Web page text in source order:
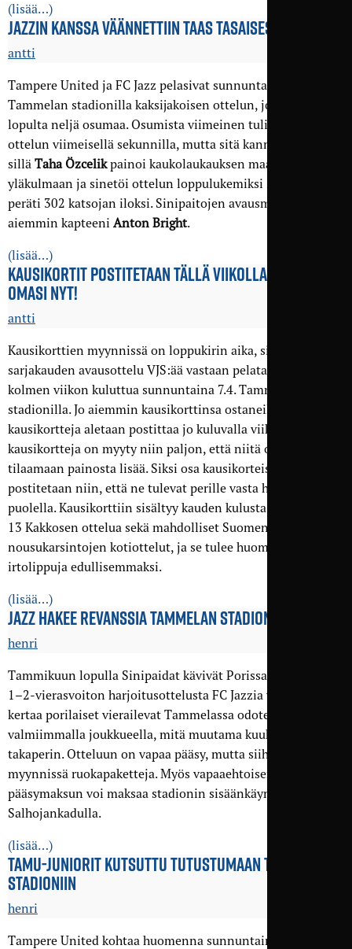
(lisää…)
JAZZIN KANSSA VÄÄNNETTIIN TAAS TASAISESTI
antti
Tampere United ja FC Jazz pelasivat sunnuntai-iltapäivällä
Tammelan stadionilla kaksijakoisen ottelun, jossa nähtiin
lopulta neljä osumaa. Osumista viimeinen tuli vasta
ottelun viimeisellä sekunnilla, mutta sitä kannatti odottaa,
sillä Taha Özcelikpainoi kaukolaukauksen maalin
yläkulmaan ja sinetöi ottelun loppulukemiksi 2–2 (0–1)
peräti 302 katsojan iloksi. Sinipaitojen avausmaalin teki
aiemmin kapteeni Anton Bright.
(lisää…)
KAUSIKORTIT POSTITETAAN TÄLLÄ VIIKOLLA – OSTA
OMASI NYT!
antti
Kausikorttien myynnissä on loppukirin aika, sillä
sarjakauden avausottelu VJS:ää vastaan pelataan vajaan
kolmen viikon kuluttua sunnuntaina 7.4. Tammelan
stadionilla. Jo aiemmin kausikorttinsa ostaneille
kausikortteja aletaan postittaa jo kuluvalla viikolla, mutta
kausikortteja on myyty niin paljon, että niitä on jouduttu
tilaamaan painosta lisää. Siksi osa kausikorteista
postitetaan niin, että ne tulevat perille vasta huhtikuun
puolella. Kausikorttiin sisältyy kauden kulusta riippuen 12–
13 Kakkosen ottelua sekä mahdolliset Suomen Cupin ja
nousukarsintojen kotiottelut, ja se tulee huomattavasi
irtolippuja edullisemmaksi.
(lisää…)
JAZZ HAKEE REVANSSIA TAMMELAN STADIONILLA
henri
Tammikuun lopulla Sinipaidat kävivät Porissa hakemassa
1–2-vierasvoiton harjoitusottelusta FC Jazzia vastaan. Tällä
kertaa porilaiset vierailevat Tammelassa odotetusti hieman
valmiimmalla joukkueella, mitä muutama kuukausi
takaperin. Otteluun on vapaa pääsy, mutta siihen on
myynnissä ruokapaketteja. Myös vapaaehtoisen
pääsymaksun voi maksaa stadionin sisäänkäynnissä
Salhojankadulla.
(lisää…)
TAMU-JUNIORIT KUTSUTTU TUTUSTUMAAN TAMMELAN
STADIONIIN
henri
Tampere United kohtaa huomenna sunnuntaina 17.3. klo